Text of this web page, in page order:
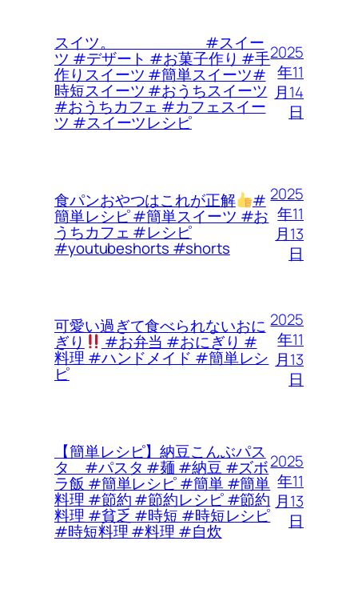
スイツ。 #スイー
ツ #デザート #お菓子作り #手
作りスイーツ #簡単スイーツ#
時短スイーツ #おうちスイーツ
#おうちカフェ #カフェスイー
ツ #スイーツレシピ
2025
年11
月14
日
食パンおやつはこれが正解 #
簡単レシピ #簡単スイーツ #お
うちカフェ #レシピ
#youtubeshorts #shorts
2025
年11
月13
日
可愛い過ぎて食べられないおに
ぎり #お弁当 #おにぎり #
料理 #ハンドメイド #簡単レシ
ピ
2025
年11
月13
日
【簡単レシピ】納豆こんぶパス
タ #パスタ #麺 #納豆 #ズボ
ラ飯 #簡単レシピ #簡単 #簡単
料理 #節約 #節約レシピ #節約
料理 #貧乏 #時短 #時短レシピ
#時短料理 #料理 #自炊
2025
年11
月13
日